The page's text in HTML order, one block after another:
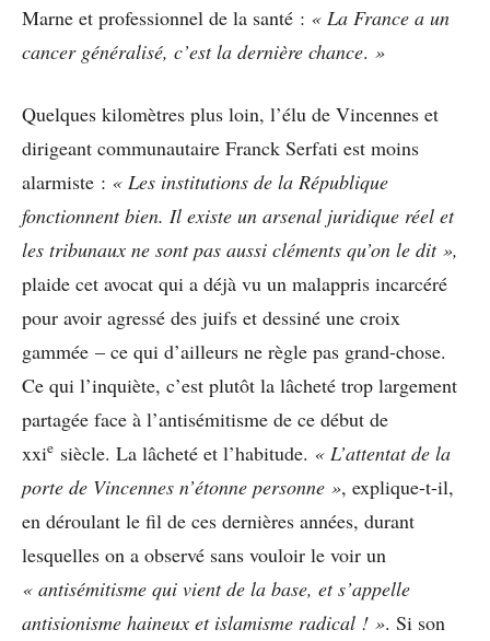
Marne et professionnel de la santé : « La France a un
cancer généralisé, c’est la dernière chance. »
Quelques kilomètres plus loin, l’élu de Vincennes et
dirigeant communautaire Franck Serfati est moins
alarmiste : « Les institutions de la République
fonctionnent bien. Il existe un arsenal juridique réel et
les tribunaux ne sont pas aussi cléments qu’on le dit »,
plaide cet avocat qui a déjà vu un malappris incarcéré
pour avoir agressé des juifs et dessiné une croix
gammée – ce qui d’ailleurs ne règle pas grand-chose.
Ce qui l’inquiète, c’est plutôt la lâcheté trop largement
partagée face à l’antisémitisme de ce début de
xxie siècle. La lâcheté et l’habitude. « L’attentat de la
porte de Vincennes n’étonne personne », explique-t-il,
en déroulant le fil de ces dernières années, durant
lesquelles on a observé sans vouloir le voir un
« antisémitisme qui vient de la base, et s’appelle
antisionisme haineux et islamisme radical ! ». Si son